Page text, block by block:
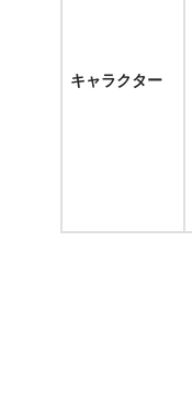
キャラクター